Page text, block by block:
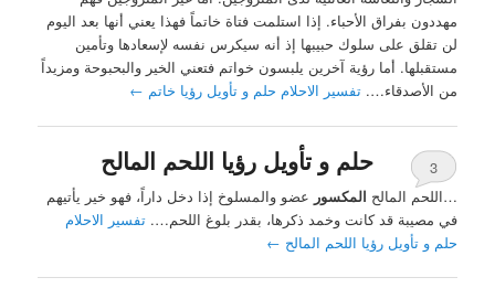
مهددون بفراق الأحباء. إذا استلمت فتاة خاتماً فهذا يعني أنها بعد اليوم
لن تقلق على سلوك حبيبها إذ أنه سيكرس نفسه لإسعادها وتأمين
مستقبلها. أما رؤية آخرين يلبسون خواتم فتعني الخير والبحبوحة ومزيداً
من الأصدقاء….تفسير الاحلام حلم و تأويل رؤيا خاتم ←
حلم و تأويل رؤيا اللحم المالح
3
…اللحم المالح المكسور عضو والمسلوخ إذا دخل داراً، فهو خير يأتيهم
في مصيبة قد كانت وخمد ذكرها، بقدر بلوغ اللحم….تفسير الاحلام
حلم و تأويل رؤيا اللحم المالح ←